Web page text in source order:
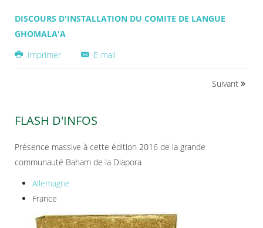
DISCOURS D'INSTALLATION DU COMITE DE LANGUE
GHOMALA'A
Imprimer
E-mail
Suivant
FLASH D'INFOS
Présence massive à cette édition 2016 de la grande
communauté Baham de la Diapora
Allemagne
France